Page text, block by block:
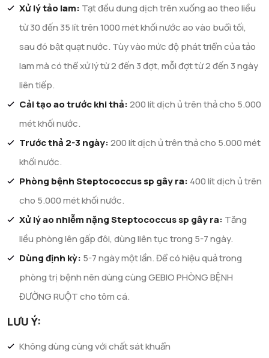
Xử lý tảo lam: Tạt đều dung dịch trên xuống ao theo liều
từ 30 đến 35 lít trên 1000 mét khối nước ao vào buổi tối,
sau đó bật quạt nước. Tùy vào mức độ phát triển của tảo
lam mà có thể xử lý từ 2 đến 3 đợt, mỗi đợt từ 2 đến 3 ngày
liên tiếp.
Cải tạo ao trước khi thả:200 lít dịch ủ trên thả cho 5.000
mét khối nước.
Trước thả 2-3 ngày:200 lít dịch ủ trên thả cho 5.000 mét
khối nước.
Phòng bệnh Steptococcus sp gây ra: 400 lít dịch ủ trên
cho 5.000 mét khối nước.
Xử lý ao nhiễm nặng Steptococcus sp gây ra: Tăng
liều phòng lên gấp đôi, dùng liên tục trong 5-7 ngày.
Dùng định kỳ: 5-7 ngày một lần. Để có hiệu quả trong
phòng trị bệnh nên dùng cùng GEBIO PHÒNG BỆNH
ĐƯỜNG RUỘT cho tôm cá.
LƯU Ý:
Không dùng cùng với chất sát khuẩn